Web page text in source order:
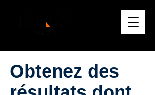
Obtenez des